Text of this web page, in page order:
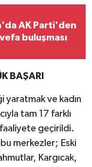
AK Parti'den
buluşması
BAŞARI
yaratmak ve kadın
tam 17 farklı
geçirildi.
merkezler; Eski
Kargıcak,